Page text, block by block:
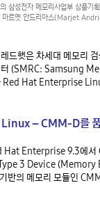
삼성전자 메모리사업부 상품기
마르옛 안드리아스(Marjet
드햇은 차세대 메모리
터 (SMRC: Samsung
Red Hat Enterprise
– CMM-D를
Hat Enterprise 9.3에서
3 Device
반의 메모리 모듈인